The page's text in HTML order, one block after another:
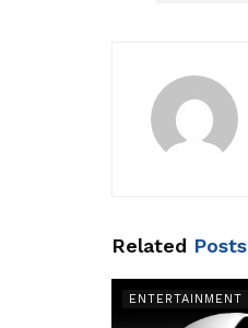
Related Posts
ENTERTAINMENT